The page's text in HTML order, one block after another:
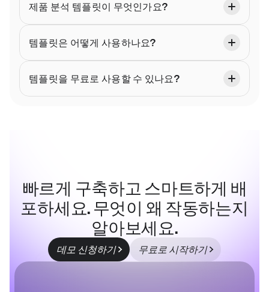
제품 분석 템플릿이 무엇인가요?
템플릿은 어떻게 사용하나요?
템플릿을 무료로 사용할 수 있나요?
빠르게 구축하고 스마트하게 배
포하세요. 무엇이 왜 작동하는지
알아보세요.
무료로 시작하기
데모 신청하기